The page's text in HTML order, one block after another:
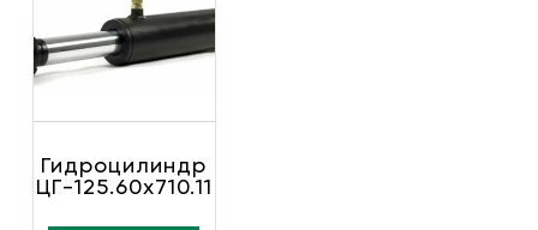
Гидроцилиндр
ЦГ-125.60х710.11